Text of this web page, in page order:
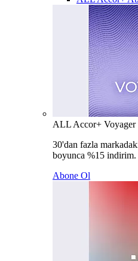
ALL Accor+ Voyager
30'dan fazla
boyunca %15 indirim.
Abone Ol